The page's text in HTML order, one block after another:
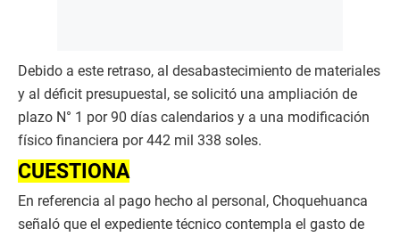
Debido a este retraso, al desabastecimiento de materiales
y al déficit presupuestal, se solicitó una ampliación de
plazo N° 1 por 90 días calendarios y a una modificación
físico financiera por 442 mil 338 soles.
CUESTIONA
En referencia al pago hecho al personal, Choquehuanca
señaló que el expediente técnico contempla el gasto de